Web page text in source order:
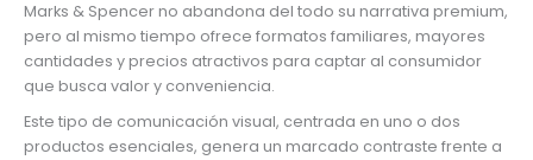
Marks & Spencer no abandona del todo su narrativa premium,
pero al mismo tiempo ofrece formatos familiares, mayores
cantidades y precios atractivos para captar al consumidor
que busca valor y conveniencia.
Este tipo de comunicación visual, centrada en uno o dos
productos esenciales, genera un marcado contraste frente a